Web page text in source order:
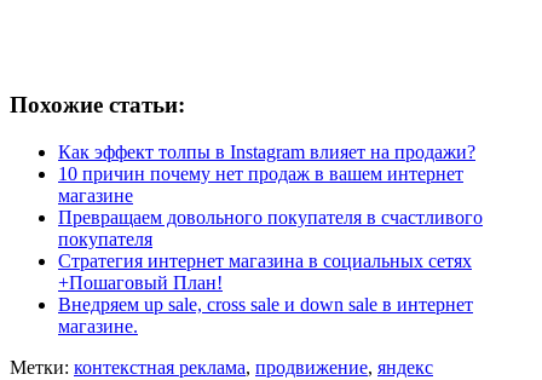
Похожие статьи:
Как эффект толпы в Instagram влияет на продажи?
10 причин почему нет продаж в вашем интернет
магазине
Превращаем довольного покупателя в счастливого
покупателя
Стратегия интернет магазина в социальных сетях
+Пошаговый План!
Внедряем up sale, cross sale и down sale в интернет
магазине.
Метки: контекстная реклама, продвижение, яндекс